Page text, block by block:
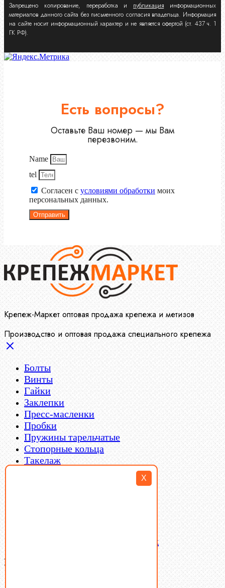
X
Запрещено копирование, переработка и публикация информационных
материалов данного сайта без письменного согласия владельца. Информация
на сайте носит информационный характер и не является офертой (ст. 437 ч. 1
ГК РФ).
Есть вопросы?
Оставьте Ваш номер — мы Вам
перезвоним.
Name
tel
Согласен с условиями обработки моих
персональных данных.
Отправить
Крепеж-Маркет оптовая продажа крепежа и метизов
Производство и оптовая продажа специального крепежа
Болты
Винты
Гайки
Заклепки
Пресс-масленки
Пробки
Пружины тарельчатые
Стопорные кольца
Такелаж
Латунный и бронзовый крепеж
Ваша корзина